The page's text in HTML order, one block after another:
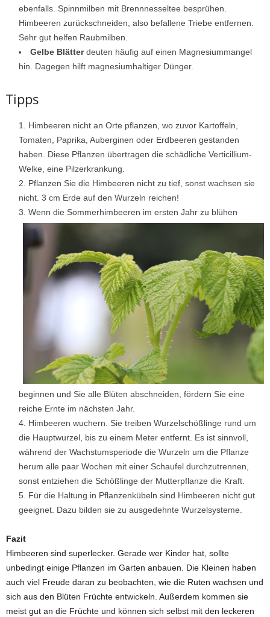
ebenfalls. Spinnmilben mit Brennnesseltee besprühen.
Himbeeren zurückschneiden, also befallene Triebe entfernen.
Sehr gut helfen Raubmilben.
Gelbe Blätterdeuten häufig auf einen Magnesiummangel
hin. Dagegen hilft magnesiumhaltiger Dünger.
Tipps
Himbeeren nicht an Orte pflanzen, wo zuvor Kartoffeln,
Tomaten, Paprika, Auberginen oder Erdbeeren gestanden
haben. Diese Pflanzen übertragen die schädliche Verticillium-
Welke, eine Pilzerkrankung.
Pflanzen Sie die Himbeeren nicht zu tief, sonst wachsen sie
nicht. 3 cm Erde auf den Wurzeln reichen!
Wenn die Sommerhimbeeren im ersten Jahr zu blühen
beginnen und Sie alle Blüten abschneiden, fördern Sie eine
reiche Ernte im nächsten Jahr.
Himbeeren wuchern. Sie treiben Wurzelschößlinge rund um
die Hauptwurzel, bis zu einem Meter entfernt. Es ist sinnvoll,
während der Wachstumsperiode die Wurzeln um die Pflanze
herum alle paar Wochen mit einer Schaufel durchzutrennen,
sonst entziehen die Schößlinge der Mutterpflanze die Kraft.
Für die Haltung in Pflanzenkübeln sind Himbeeren nicht gut
geeignet. Dazu bilden sie zu ausgedehnte Wurzelsysteme.
Fazit
Himbeeren sind superlecker. Gerade wer Kinder hat, sollte
unbedingt einige Pflanzen im Garten anbauen. Die Kleinen haben
auch viel Freude daran zu beobachten, wie die Ruten wachsen und
sich aus den Blüten Früchte entwickeln. Außerdem kommen sie
meist gut an die Früchte und können sich selbst mit den leckeren